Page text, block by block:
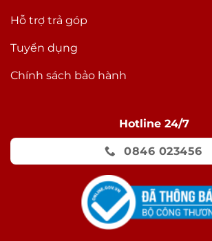
Hỗ trợ trả góp
Tuyển dụng
Chính sách bảo hành
Hotline 24/7
0846 023456